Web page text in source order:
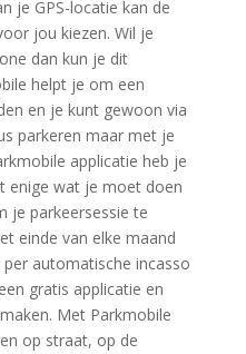
je GPS-locatie kan de
jou kiezen. Wil je
dan kun je dit
helpt je om een
en je kunt gewoon via
parkeren maar met je
applicatie heb je
enige wat je moet doen
je parkeersessie te
einde van elke maand
automatische incasso
gratis applicatie en
Met Parkmobile
op straat, op de